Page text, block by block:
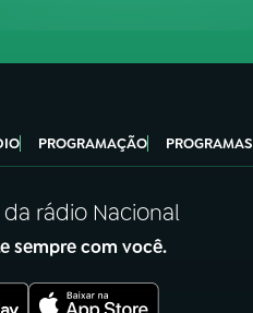
PROGRAMAÇÃO PROGRAMAS
rádio Nacional
sempre com você.